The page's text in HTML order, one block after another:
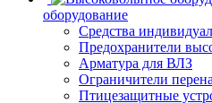
оборудование
Средства
Предохранители
Арматура для ВЛЗ
Ограничители
Птицезащитные